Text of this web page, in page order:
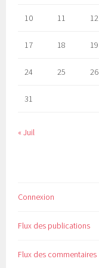
10 11 12
17 18 19
24 25 26
31
« Juil
Connexion
Flux des publications
Flux des commentaires